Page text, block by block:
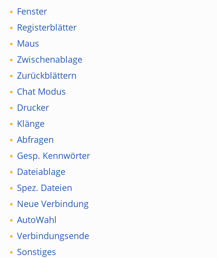
Fenster
Registerblätter
Maus
Zwischenablage
Zurückblättern
Chat Modus
Drucker
Klänge
Abfragen
Gesp. Kennwörter
Dateiablage
Spez. Dateien
Neue Verbindung
AutoWahl
Verbindungsende
Sonstiges